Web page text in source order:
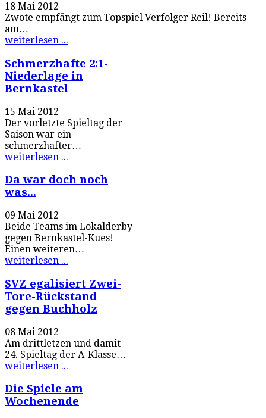
18 Mai 2012
Zwote empfängt zum Topspiel Verfolger Reil! Bereits
am…
weiterlesen ...
Schmerzhafte 2:1-
Niederlage in
Bernkastel
15 Mai 2012
Der vorletzte Spieltag der
Saison war ein
schmerzhafter…
weiterlesen ...
Da war doch noch
was...
09 Mai 2012
Beide Teams im Lokalderby
gegen Bernkastel-Kues!
Einen weiteren…
weiterlesen ...
SVZ egalisiert Zwei-
Tore-Rückstand
gegen Buchholz
08 Mai 2012
Am drittletzen und damit
24. Spieltag der A-Klasse…
weiterlesen ...
Die Spiele am
Wochenende